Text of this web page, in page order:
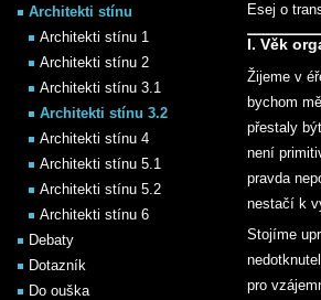
Esej o
I. Věk
Žijeme v
bychom
přestaly
není
pravda
nestačí k
Stojíme
pro
Architekti stínu
Architekti stínu 1
Architekti stínu 2
Architekti stínu 3.1
Architekti stínu 3.2
Architekti stínu 4
Architekti stínu 5.1
Architekti stínu 5.2
Architekti stínu 6
Debaty
Dotazník
Do ouška